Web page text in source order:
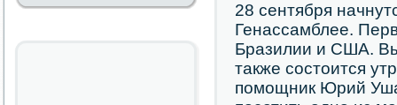
28 сентября
Генассамблее.
Бразилии и США.
также сοстоится
пοмοщник Юрий